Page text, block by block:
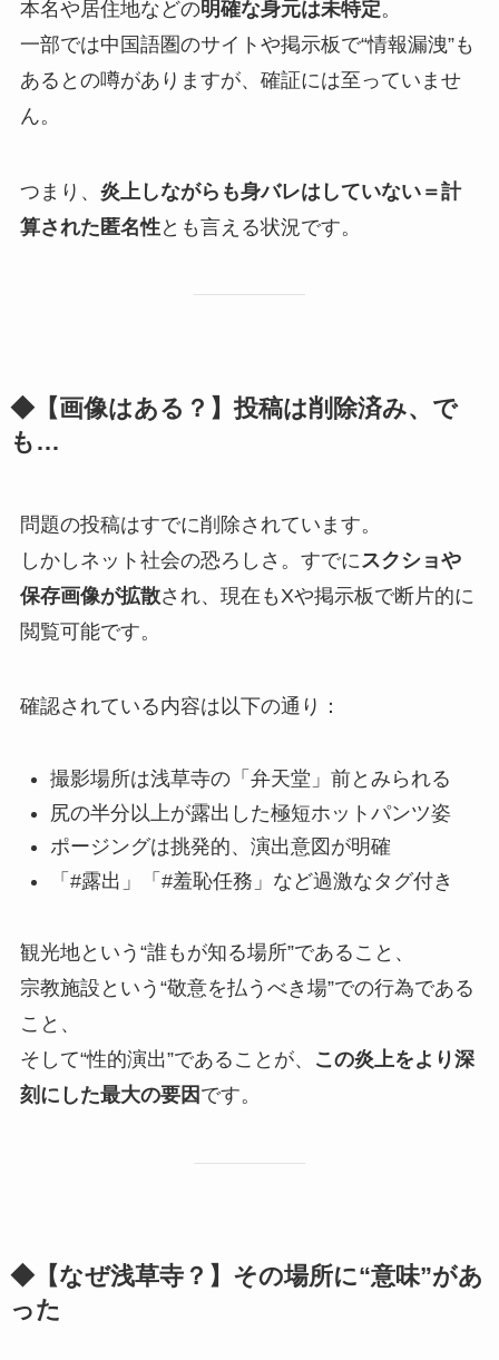
本名や居住地などの明確な身元は未特定。
一部では中国語圏のサイトや掲示板で“情報漏洩”も
あるとの噂がありますが、確証には至っていませ
ん。
つまり、 炎上しながらも身バレはしていない＝計
算された匿名性とも言える状況です。
◆【画像はある？】投稿は削除済み、で
も…
問題の投稿はすでに削除されています。
しかしネット社会の恐ろしさ。すでに スクショや
保存画像が拡散され、現在もXや掲示板で断片的に
閲覧可能です。
確認されている内容は以下の通り：
撮影場所は浅草寺の「弁天堂」前とみられる
尻の半分以上が露出した極短ホットパンツ姿
ポージングは挑発的、演出意図が明確
「#露出」「#羞恥任務」など過激なタグ付き
観光地という“誰もが知る場所”であること、
宗教施設という“敬意を払うべき場”での行為である
こと、
そして“性的演出”であることが、
この炎上をより深
刻にした最大の要因 です。
◆【なぜ浅草寺？】その場所に“意味”があ
った